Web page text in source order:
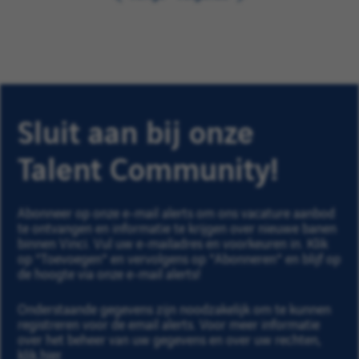
Sluit aan bij onze
Talent Community!
Abonneer op onze e-mail alerts om ons vacature aanbod
te ontvangen en informatie te krijgen over nieuwe banen
binnen Vinci. Vul uw e-mailadres en voorkeuren in. Klik
op "Toevoegen" en vervolgens op "Abonneren" en blijf op
de hoogte via onze e-mail alerts!
Onderstaande gegevens zijn noodzakelijk om te kunnen
registreren voor de email alerts. Voor meer informatie
over het beheer van uw gegevens en over uw rechten,
klik hier